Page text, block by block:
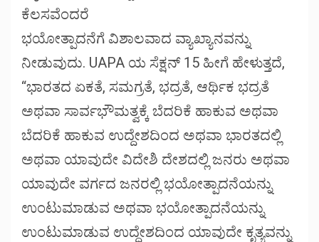
ಕೆಲಸವೆಂದರೆ
ಭಯೋತ್ಪಾದನೆಗೆ ವಿಶಾಲವಾದ ವ್ಯಾಖ್ಯಾನವನ್ನು
ನೀಡುವುದು. UAPA ಯ ಸೆಕ್ಷನ್ 15 ಹೀಗೆ ಹೇಳುತ್ತದೆ,
“ಭಾರತದ ಏಕತೆ, ಸಮಗ್ರತೆ, ಭದ್ರತೆ, ಆರ್ಥಿಕ ಭದ್ರತೆ
ಅಥವಾ ಸಾರ್ವಭೌಮತ್ವಕ್ಕೆ ಬೆದರಿಕೆ ಹಾಕುವ ಅಥವಾ
ಬೆದರಿಕೆ ಹಾಕುವ ಉದ್ದೇಶದಿಂದ ಅಥವಾ ಭಾರತದಲ್ಲಿ
ಅಥವಾ ಯಾವುದೇ ವಿದೇಶಿ ದೇಶದಲ್ಲಿ ಜನರು ಅಥವಾ
ಯಾವುದೇ ವರ್ಗದ ಜನರಲ್ಲಿ ಭಯೋತ್ಪಾದನೆಯನ್ನು
ಉಂಟುಮಾಡುವ ಅಥವಾ ಭಯೋತ್ಪಾದನೆಯನ್ನು
ಉಂಟುಮಾಡುವ ಉದ್ದೇಶದಿಂದ ಯಾವುದೇ ಕೃತ್ಯವನ್ನು